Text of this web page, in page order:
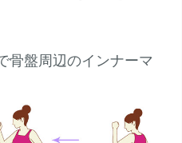
骨盤周辺のインナーマ